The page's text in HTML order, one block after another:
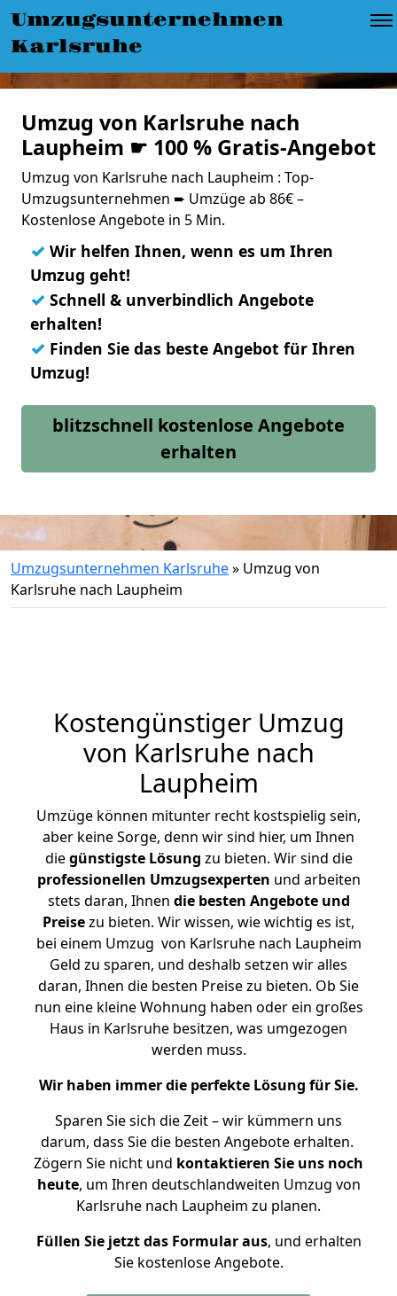
Umzugsunternehmen
Karlsruhe
Umzug von Karlsruhe nach
Laupheim ☛ 100 % Gratis-Angebot
Umzug von Karlsruhe nach Laupheim : Top-
Umzugsunternehmen ➨ Umzüge ab 86€ –
Kostenlose Angebote in 5 Min.
✓ Wir helfen Ihnen, wenn es um Ihren
Umzug geht!
✓ Schnell & unverbindlich Angebote
erhalten!
✓ Finden Sie das beste Angebot für Ihren
Umzug!
blitzschnell kostenlose Angebote
erhalten
Umzugsunternehmen Karlsruhe» Umzug von
Karlsruhe nach Laupheim
Kostengünstiger Umzug
von Karlsruhe nach
Laupheim
Umzüge können mitunter recht kostspielig sein,
aber keine Sorge, denn wir sind hier, um Ihnen
diegünstigste Lösung zu bieten. Wir sind die
professionellen Umzugsexperten und arbeiten
stets daran, Ihnen die besten Angebote und
Preisezu bieten. Wir wissen, wie wichtig es ist,
bei einem Umzug von Karlsruhe nach Laupheim
Geld zu sparen, und deshalb setzen wir alles
daran, Ihnen die besten Preise zu bieten. Ob Sie
nun eine kleine Wohnung haben oder ein großes
Haus in Karlsruhe besitzen, was umgezogen
werden muss.
Wir haben immer die perfekte Lösung für Sie.
Sparen Sie sich die Zeit – wir kümmern uns
darum, dass Sie die besten Angebote erhalten.
Zögern Sie nicht und kontaktieren Sie uns noch
heute, um Ihren deutschlandweiten Umzug von
Karlsruhe nach Laupheim zu planen.
Füllen Sie jetzt das Formular aus, und erhalten
Sie kostenlose Angebote.